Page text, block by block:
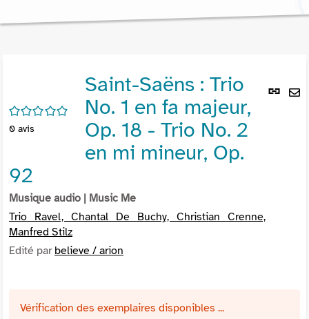
Lien
/5
0 avis
Saint-Saëns : Trio
No. 1 en fa majeur,
Op. 18 - Trio No. 2
en mi mineur, Op.
92
Musique audio | Music Me
Trio Ravel, Chantal De Buchy, Christian Crenne,
Manfred Stilz
Edité par believe / arion
Vérification des exemplaires disponibles ...